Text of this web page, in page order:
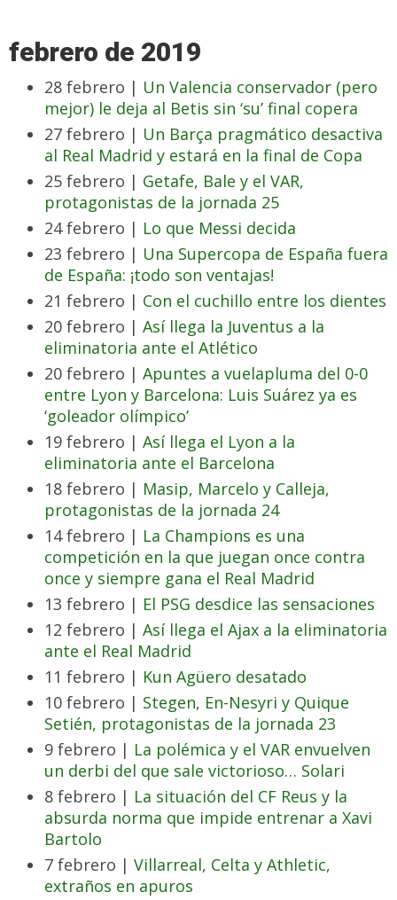
febrero de 2019
28 febrero | Un Valencia conservador (pero
mejor) le deja al Betis sin ‘su’ final copera
27 febrero | Un Barça pragmático desactiva
al Real Madrid y estará en la final de Copa
25 febrero | Getafe, Bale y el VAR,
protagonistas de la jornada 25
24 febrero | Lo que Messi decida
23 febrero | Una Supercopa de España fuera
de España: ¡todo son ventajas!
21 febrero | Con el cuchillo entre los dientes
20 febrero | Así llega la Juventus a la
eliminatoria ante el Atlético
20 febrero | Apuntes a vuelapluma del 0-0
entre Lyon y Barcelona: Luis Suárez ya es
‘goleador olímpico’
19 febrero | Así llega el Lyon a la
eliminatoria ante el Barcelona
18 febrero | Masip, Marcelo y Calleja,
protagonistas de la jornada 24
14 febrero | La Champions es una
competición en la que juegan once contra
once y siempre gana el Real Madrid
13 febrero | El PSG desdice las sensaciones
12 febrero | Así llega el Ajax a la eliminatoria
ante el Real Madrid
11 febrero | Kun Agüero desatado
10 febrero | Stegen, En-Nesyri y Quique
Setién, protagonistas de la jornada 23
9 febrero | La polémica y el VAR envuelven
un derbi del que sale victorioso… Solari
8 febrero | La situación del CF Reus y la
absurda norma que impide entrenar a Xavi
Bartolo
7 febrero | Villarreal, Celta y Athletic,
extraños en apuros